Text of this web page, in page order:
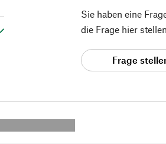
Sie haben eine
die Frage hier
Frage